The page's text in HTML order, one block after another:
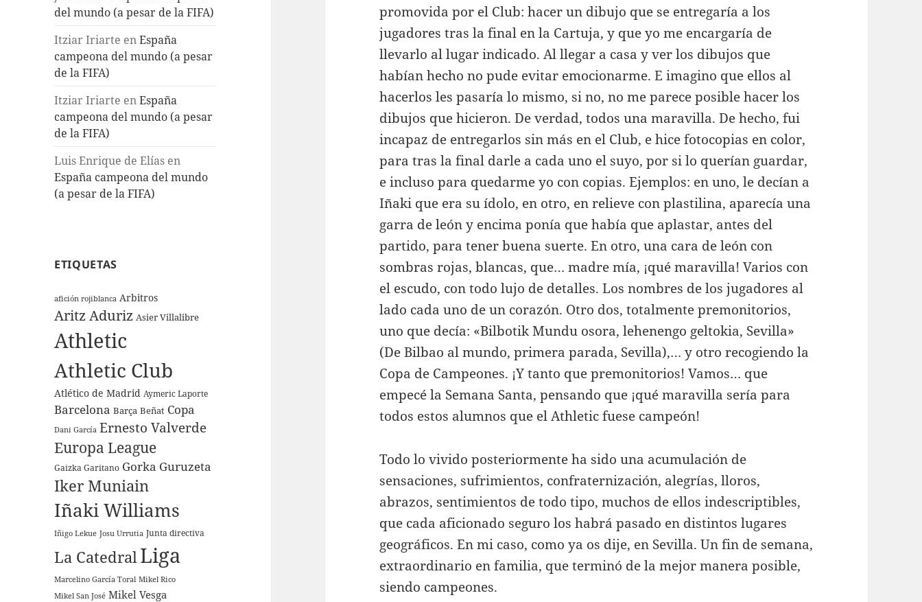
del mundo (a pesar de la FIFA)
Itziar Iriarte enEspaña
campeona del mundo (a pesar
de la FIFA)
Itziar Iriarte enEspaña
campeona del mundo (a pesar
de la FIFA)
Luis Enrique de Elías en
España campeona del mundo
(a pesar de la FIFA)
ETIQUETAS
afición rojiblanca Arbitros
Aritz Aduriz Asier Villalibre
Athletic
Athletic Club
Atlético de Madrid Aymeric Laporte
Barcelona Barça Beñat Copa
Dani García Ernesto Valverde
Europa League
Gaizka Garitano Gorka Guruzeta
Iker Muniain
Iñaki Williams
Iñigo Lekue Josu Urrutia Junta directiva
La CatedralLiga
Marcelino García Toral Mikel Rico
Mikel San José Mikel Vesga
promovida por el Club: hacer un dibujo que se entregaría a los
jugadores tras la final en la Cartuja, y que yo me encargaría de
llevarlo al lugar indicado. Al llegar a casa y ver los dibujos que
habían hecho no pude evitar emocionarme. E imagino que ellos al
hacerlos les pasaría lo mismo, si no, no me parece posible hacer los
dibujos que hicieron. De verdad, todos una maravilla. De hecho, fui
incapaz de entregarlos sin más en el Club, e hice fotocopias en color,
para tras la final darle a cada uno el suyo, por si lo querían guardar,
e incluso para quedarme yo con copias. Ejemplos: en uno, le decían a
Iñaki que era su ídolo, en otro, en relieve con plastilina, aparecía una
garra de león y encima ponía que había que aplastar, antes del
partido, para tener buena suerte. En otro, una cara de león con
sombras rojas, blancas, que… madre mía, ¡qué maravilla! Varios con
el escudo, con todo lujo de detalles. Los nombres de los jugadores al
lado cada uno de un corazón. Otro dos, totalmente premonitorios,
uno que decía: «Bilbotik Mundu osora, lehenengo geltokia, Sevilla»
(De Bilbao al mundo, primera parada, Sevilla),… y otro recogiendo la
Copa de Campeones. ¡Y tanto que premonitorios! Vamos… que
empecé la Semana Santa, pensando que ¡qué maravilla sería para
todos estos alumnos que el Athletic fuese campeón!
Todo lo vivido posteriormente ha sido una acumulación de
sensaciones, sufrimientos, confraternización, alegrías, lloros,
abrazos, sentimientos de todo tipo, muchos de ellos indescriptibles,
que cada aficionado seguro los habrá pasado en distintos lugares
geográficos. En mi caso, como ya os dije, en Sevilla. Un fin de semana,
extraordinario en familia, que terminó de la mejor manera posible,
siendo campeones.